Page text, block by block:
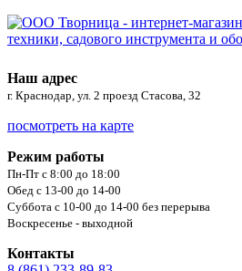
Наш адрес
г. Краснодар, ул. 2 проезд Стасова, 32
посмотреть на карте
Режим работы
Пн-Пт с 8:00 до 18:00
Обед с 13-00 до 14-00
Суббота с 10-00 до 14-00 без перерыва
Воскресенье - выходной
Контакты